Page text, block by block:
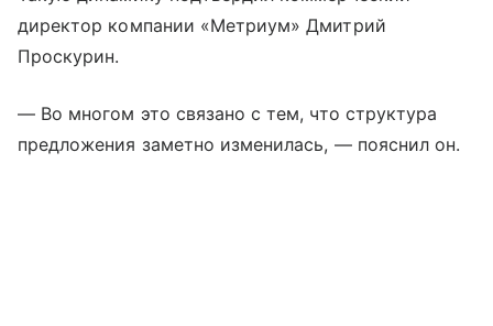
директор компании «Метриум» Дмитрий
Проскурин.
— Во многом это связано с тем, что структура
предложения заметно изменилась, — пояснил он.